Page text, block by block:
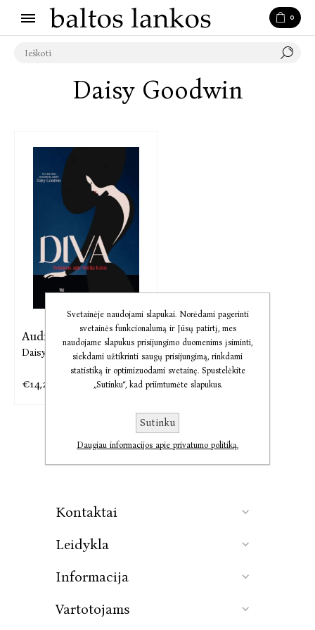
0
Daisy Goodwin
Audio Diva
Daisy Goodwin
€14,28
Kontaktai
Leidykla
Informacija
Vartotojams
Svetainėje naudojami slapukai. Norėdami pagerinti
svetainės funkcionalumą ir Jūsų patirtį, mes
naudojame slapukus prisijungimo duomenims įsiminti,
siekdami užtikrinti saugų prisijungimą, rinkdami
statistiką ir optimizuodami svetainę. Spustelėkite
„Sutinku“, kad priimtumėte slapukus.
Sutinku
Daugiau informacijos apie privatumo politiką.